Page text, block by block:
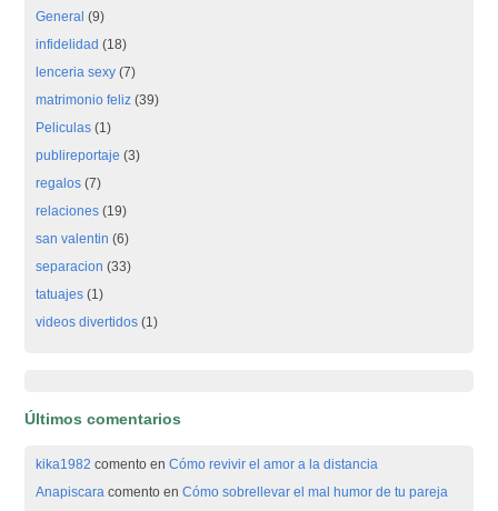
General (9)
infidelidad (18)
lenceria sexy (7)
matrimonio feliz (39)
Peliculas (1)
publireportaje (3)
regalos (7)
relaciones (19)
san valentin (6)
separacion (33)
tatuajes (1)
videos divertidos (1)
Últimos comentarios
kika1982 comento enCómo revivir el amor a la distancia
Anapiscara comento enCómo sobrellevar el mal humor de tu pareja